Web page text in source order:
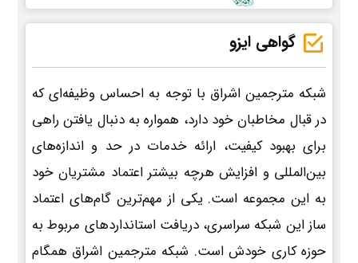
گواهی ایزو
شبکه مترجمین اشراق با توجه به احساس وظیفه‌ای که
در قبال مخاطبان خود دارد، همواره به دنبال یافتن راهی
برای بهبود کیفیت، ارائه خدمات در حد و اندازه‌های
بین‌المللی و افزایش هرچه بیشتر اعتماد مشتریان خود
به این مجموعه است. یکی از مهم‌ترین گام‌های اعتماد
ساز این شبکه سراسری، دریافت استانداردهای مربوط به
حوزه کاری خودش است. شبکه مترجمین اشراق همگام